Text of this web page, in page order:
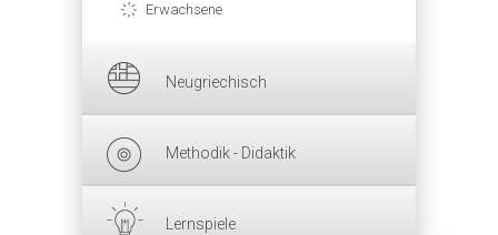
Erwachsene
Neugriechisch
Methodik - Didaktik
Lernspiele